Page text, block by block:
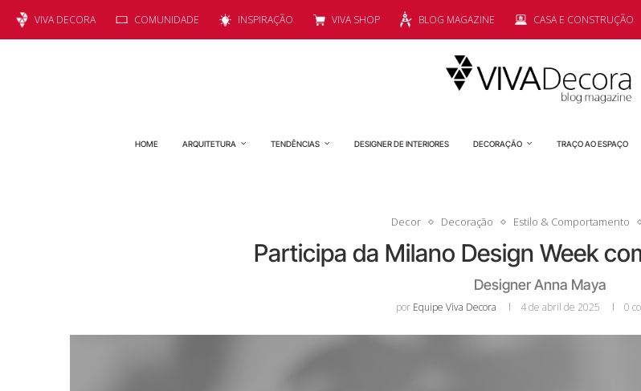
VIVA DECORA COMUNIDADE INSPIRAÇÃO VIVA SHOP BLOG MAGAZINE CASA E CONSTRUÇÃO
HOME ARQUITETURA TENDÊNCIAS DESIGNER DE INTERIORES DECORAÇÃO TRAÇO AO ESPAÇO
Decor Decoração Estilo & Comportamento
Participa da Milano Design Week
Designer Anna Maya
por Equipe Viva Decora 4 de abril de 2025 0